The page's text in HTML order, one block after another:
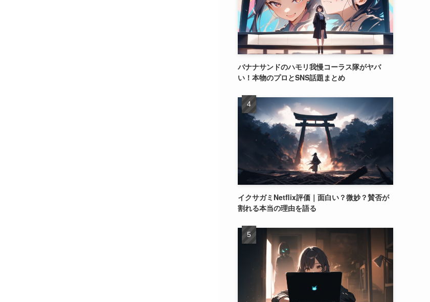
バナナサンドのハモリ我慢コーラス隊がヤバ
い！本物のプロとSNS話題まとめ
イクサガミNetflix評価｜面白い？微妙？賛否が
割れる本当の理由を語る